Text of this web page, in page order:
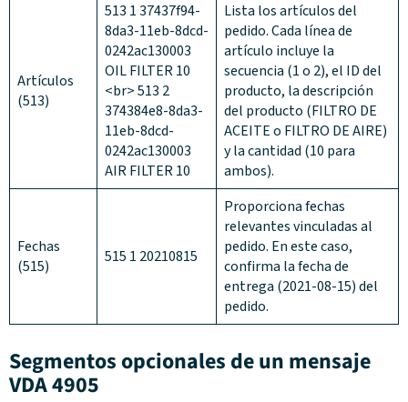
Artículos
(513)
513 1 37437f94-
8da3-11eb-8dcd-
0242ac130003
OIL FILTER 10
<br> 513 2
374384e8-8da3-
11eb-8dcd-
0242ac130003
AIR FILTER 10
Lista los artículos del
pedido. Cada línea de
artículo incluye la
secuencia (1 o 2), el ID del
producto, la descripción
del producto (FILTRO DE
ACEITE o FILTRO DE AIRE)
y la cantidad (10 para
ambos).
Fechas
(515)
515 1 20210815
Proporciona fechas
relevantes vinculadas al
pedido. En este caso,
confirma la fecha de
entrega (2021-08-15) del
pedido.
Segmentos opcionales de un mensaje
VDA 4905